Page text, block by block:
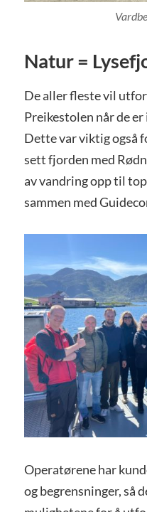
Natur =
De aller fleste vil
Preikestolen når de
Dette var viktig også
sett fjorden med
av vandring opp til
sammen med
Operatørene har
og begrensninger, så